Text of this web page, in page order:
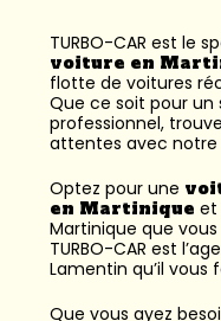
TURBO-CAR est le
voiture en
flotte de voitures
Que ce soit pour
professionnel,
attentes avec notre
Optez pour une
en Martinique et
Martinique que
TURBO-CAR est l’
Lamentin qu’il vous
Que vous ayez